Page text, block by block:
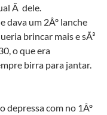
Ã dele.
dava um 2Âº lanche
brincar mais e sÃ³
o que era
birra para jantar.
depressa com no 1Âº